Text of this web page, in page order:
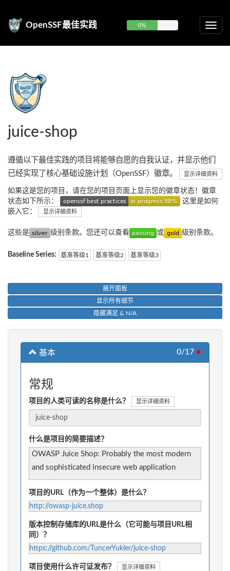
OpenSSF最佳实践 0%
juice-shop
遵循以下最佳实践的项目将能够自愿的自我认证，并显示他们
已经实现了核心基础设施计划（OpenSSF）徽章。
显示详细资料
如果这是您的项目，请在您的项目页面上显示您的徽章状态！徽章
状态如下所示：
这里是如何
嵌入它：
显示详细资料
这些是 级别条款。您还可以查看 或 级别条款。
Baseline Series: 基准等级1 基准等级2 基准等级3
展开面板
显示所有细节
隐藏满足 & N/A
基本 0/17 ●
常规
项目的人类可读的名称是什么？ 显示详细资料
什么是项目的简要描述？
OWASP Juice Shop: Probably the most modern
and sophisticated insecure web application
项目的URL（作为一个整体）是什么？
http://owasp-juice.shop
版本控制存储库的URL是什么（它可能与项目URL相
同）？
https://github.com/TuncerYukler/juice-shop
项目使用什么许可证发布？ 显示详细资料